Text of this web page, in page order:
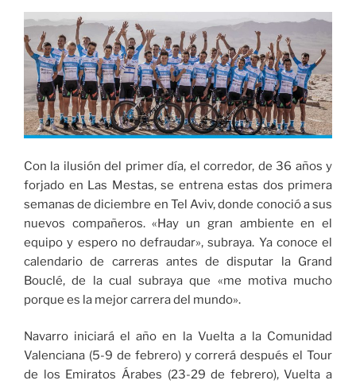
Con la ilusión del primer día, el corredor, de 36 años y
forjado en Las Mestas, se entrena estas dos primera
semanas de diciembre en Tel Aviv, donde conoció a sus
nuevos compañeros. «Hay un gran ambiente en el
equipo y espero no defraudar», subraya. Ya conoce el
calendario de carreras antes de disputar la Grand
Bouclé, de la cual subraya que «me motiva mucho
porque es la mejor carrera del mundo».
Navarro iniciará el año en la Vuelta a la Comunidad
Valenciana (5-9 de febrero) y correrá después el Tour
de los Emiratos Árabes (23-29 de febrero), Vuelta a